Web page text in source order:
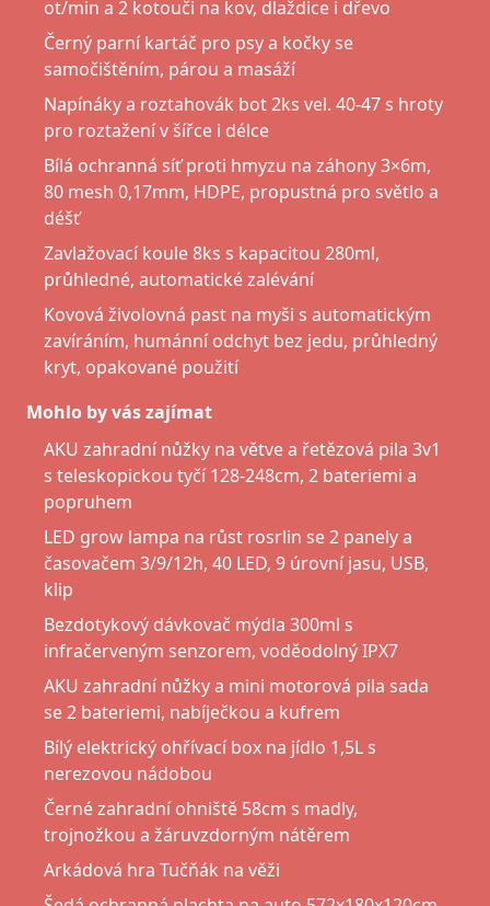
ot/min a 2 kotouči na kov, dlaždice i dřevo
Černý parní kartáč pro psy a kočky se
samočištěním, párou a masáží
Napínáky a roztahovák bot 2ks vel. 40-47 s hroty
pro roztažení v šířce i délce
Bílá ochranná síť proti hmyzu na záhony 3×6m,
80 mesh 0,17mm, HDPE, propustná pro světlo a
déšť
Zavlažovací koule 8ks s kapacitou 280ml,
průhledné, automatické zalévání
Kovová živolovná past na myši s automatickým
zavíráním, humánní odchyt bez jedu, průhledný
kryt, opakované použití
Mohlo by vás zajímat
AKU zahradní nůžky na větve a řetězová pila 3v1
s teleskopickou tyčí 128-248cm, 2 bateriemi a
popruhem
LED grow lampa na růst rosrlin se 2 panely a
časovačem 3/9/12h, 40 LED, 9 úrovní jasu, USB,
klip
Bezdotykový dávkovač mýdla 300ml s
infračerveným senzorem, voděodolný IPX7
AKU zahradní nůžky a mini motorová pila sada
se 2 bateriemi, nabíječkou a kufrem
Bílý elektrický ohřívací box na jídlo 1,5L s
nerezovou nádobou
Černé zahradní ohniště 58cm s madly,
trojnožkou a žáruvzdorným nátěrem
Arkádová hra Tučňák na věži